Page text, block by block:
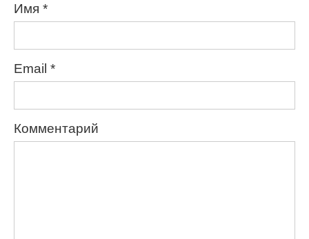
Имя *
Email *
Комментарий